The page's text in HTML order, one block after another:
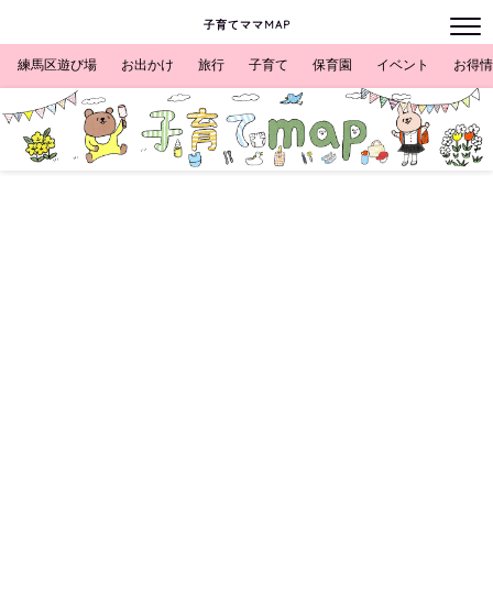
子育てママMAP
練馬区遊び場 お出かけ 旅行 子育て 保育園 イベント お得